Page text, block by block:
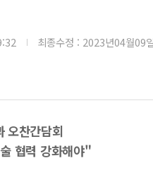
최종수정 : 2023년04월09
오찬간담회
협력 강화해야"